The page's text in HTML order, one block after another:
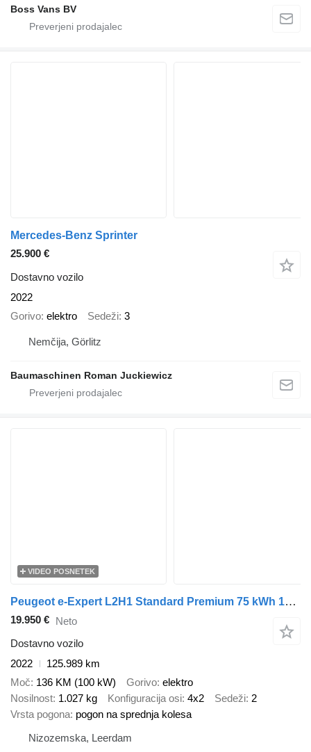
Boss Vans BV
Mercedes-Benz Sprinter
25.900 €
Dostavno vozilo
2022
Gorivo elektro Sedeži 3
Nemčija, Görlitz
Baumaschinen Roman Juckiewicz
VIDEO POSNETEK
Peugeot e-Expert L2H1 Standard Premium 75 kWh 100% Elektrisch Snellader
19.950 € Neto
Dostavno vozilo
2022
125.989 km
Moč 136 KM (100 kW) Gorivo elektro
Nosilnost 1.027 kg Konfiguracija osi 4x2 Sedeži 2
Vrsta pogona pogon na sprednja kolesa
Nizozemska, Leerdam